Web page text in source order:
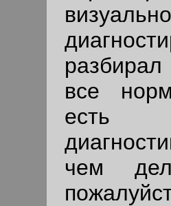
визуально
разбирал
все
есть
чем